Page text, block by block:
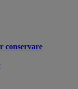
conservare